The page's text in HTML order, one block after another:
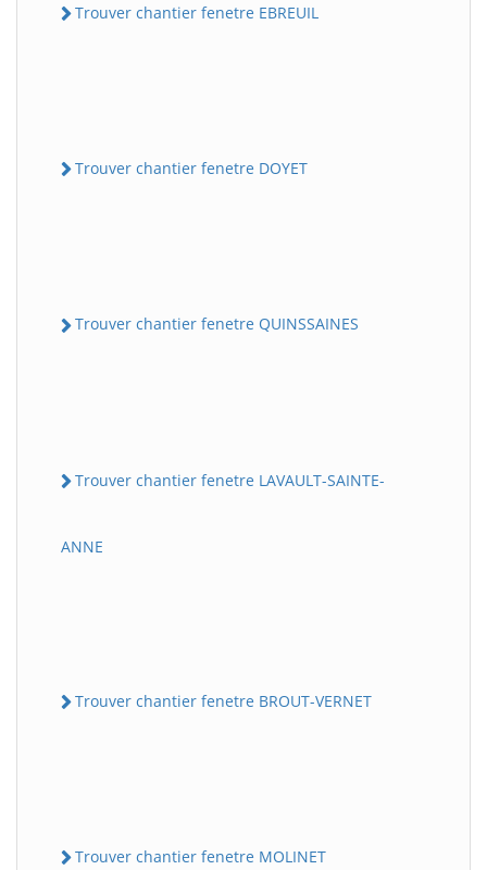
Trouver chantier fenetre EBREUIL
Trouver chantier fenetre DOYET
Trouver chantier fenetre QUINSSAINES
Trouver chantier fenetre LAVAULT-SAINTE-
ANNE
Trouver chantier fenetre BROUT-VERNET
Trouver chantier fenetre MOLINET